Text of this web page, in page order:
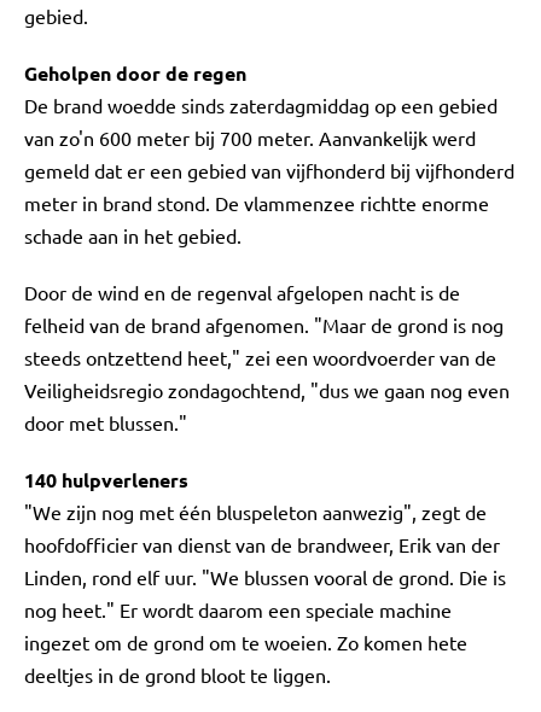
gebied.
Geholpen door de regen
De brand woedde sinds zaterdagmiddag op een gebied
van zo'n 600 meter bij 700 meter. Aanvankelijk werd
gemeld dat er een gebied van vijfhonderd bij vijfhonderd
meter in brand stond. De vlammenzee richtte enorme
schade aan in het gebied.
Door de wind en de regenval afgelopen nacht is de
felheid van de brand afgenomen. "Maar de grond is nog
steeds ontzettend heet," zei een woordvoerder van de
Veiligheidsregio zondagochtend, "dus we gaan nog even
door met blussen."
140 hulpverleners
"We zijn nog met één bluspeleton aanwezig", zegt de
hoofdofficier van dienst van de brandweer, Erik van der
Linden, rond elf uur. "We blussen vooral de grond. Die is
nog heet." Er wordt daarom een speciale machine
ingezet om de grond om te woeien. Zo komen hete
deeltjes in de grond bloot te liggen.